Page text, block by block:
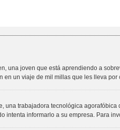
una joven que está aprendiendo a
en un viaje de mil millas que les lleva por
una trabajadora tecnológica
intenta informarlo a su empresa. Para